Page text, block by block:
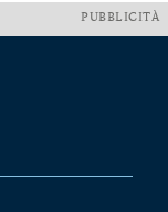
PUBBLICITÀ